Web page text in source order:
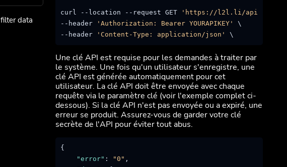
data
curl --location --request GET
'https://l2l.li/api/
--header
'Authorization: Bearer YOURAPIKEY'
\
--header
'Content-Type: application/json'
Une clé API est requise pour les demandes à traiter par
le système. Une fois qu'un utilisateur s'enregistre, une
clé API est générée automatiquement pour cet
utilisateur. La clé API doit être envoyée avec chaque
requête via le paramètre clé (voir l'exemple complet ci-
dessous). Si la clé API n'est pas envoyée ou a expiré, une
erreur se produit. Assurez-vous de garder votre clé
secrète de l'API pour éviter tout abus.
{
"error" : "0" ,